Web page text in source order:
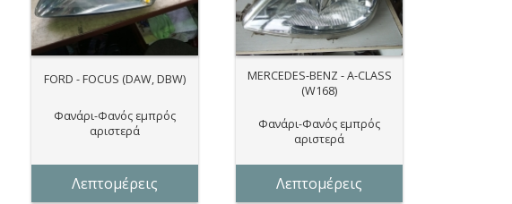
FORD - FOCUS (DAW, DBW)
Φανάρι-Φανός εμπρός
αριστερά
Λεπτομέρεις
MERCEDES-BENZ - A-CLASS
(W168)
Φανάρι-Φανός εμπρός
αριστερά
Λεπτομέρεις